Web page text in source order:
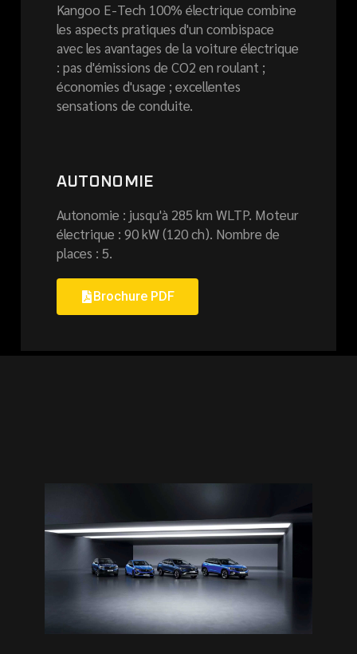
Kangoo E-Tech 100% électrique combine
les aspects pratiques d'un combispace
avec les avantages de la voiture électrique
: pas d'émissions de CO2 en roulant ;
économies d'usage ; excellentes
sensations de conduite.
AUTONOMIE
Autonomie : jusqu'à 285 km WLTP. Moteur
électrique : 90 kW (120 ch). Nombre de
places : 5.
Brochure PDF